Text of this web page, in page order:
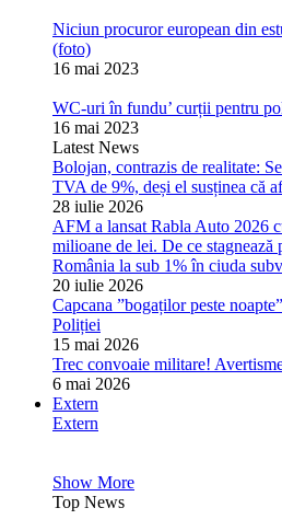
Niciun procuror european din
(foto)
16 mai 2023
WC-uri în fundu’ curții pentru
16 mai 2023
Latest News
Bolojan, contrazis de realitate:
TVA de 9%, deși el susținea că
28 iulie 2026
AFM a lansat Rabla Auto 2026
milioane de lei. De ce stagnează
România la sub 1% în ciuda
20 iulie 2026
Capcana ”bogaților peste
Poliției
15 mai 2026
Trec convoaie militare!
6 mai 2026
Extern
Extern
Show More
Top News